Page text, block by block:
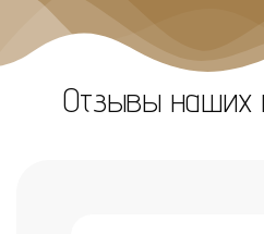
Отзывы наших